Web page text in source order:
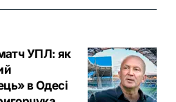
УПЛ: як
в Одесі